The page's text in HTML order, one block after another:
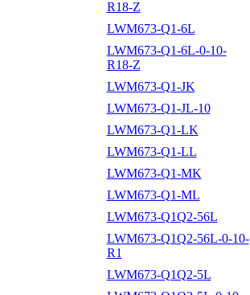
R18-Z
LWM673-Q1-6L
LWM673-Q1-6L-0-10-
R18-Z
LWM673-Q1-JK
LWM673-Q1-JL-10
LWM673-Q1-LK
LWM673-Q1-LL
LWM673-Q1-MK
LWM673-Q1-ML
LWM673-Q1Q2-56L
LWM673-Q1Q2-56L-0-10-
R1
LWM673-Q1Q2-5L